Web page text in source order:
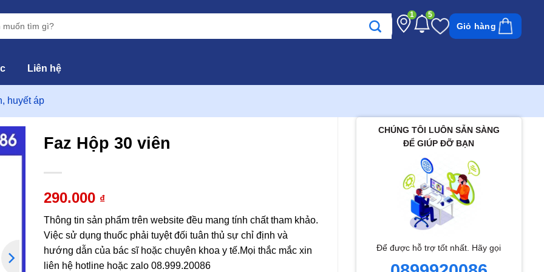
1 5
Giỏ hàng
Liên hệ
huyết áp
CHÚNG TÔI LUÔN SẴN SÀNG
ĐỂ GIÚP ĐỠ BẠN
Để được hỗ trợ tốt nhất. Hãy gọi
Faz Hộp 30 viên
290.000 ₫
Thông tin sản phẩm trên website đều mang tính chất tham khảo.
Việc sử dụng thuốc phải tuyệt đối tuân thủ sự chỉ định và
hướng dẫn của bác sĩ hoặc chuyên khoa y tế.Mọi thắc mắc xin
liên hệ hotline hoặc zalo 08.999.20086